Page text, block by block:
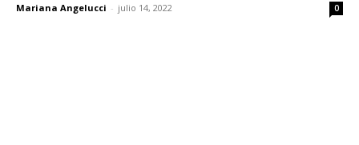
Mariana Angelucci - julio 14, 2022 0